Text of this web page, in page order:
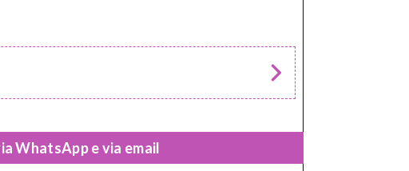
WhatsApp e via email